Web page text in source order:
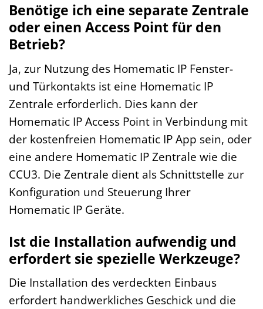
Benötige ich eine separate Zentrale
oder einen Access Point für den
Betrieb?
Ja, zur Nutzung des Homematic IP Fenster-
und Türkontakts ist eine Homematic IP
Zentrale erforderlich. Dies kann der
Homematic IP Access Point in Verbindung mit
der kostenfreien Homematic IP App sein, oder
eine andere Homematic IP Zentrale wie die
CCU3. Die Zentrale dient als Schnittstelle zur
Konfiguration und Steuerung Ihrer
Homematic IP Geräte.
Ist die Installation aufwendig und
erfordert sie spezielle Werkzeuge?
Die Installation des verdeckten Einbaus
erfordert handwerkliches Geschick und die